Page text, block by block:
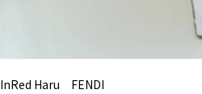
InRed Haru FENDI